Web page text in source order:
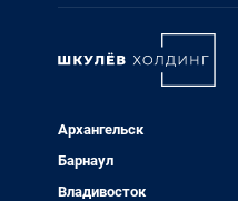
Архангельск
Барнаул
Владивосток